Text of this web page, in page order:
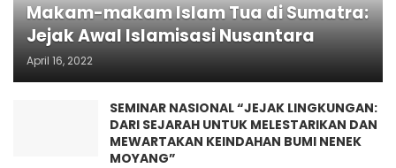
Makam-makam Islam Tua di Sumatra:
Jejak Awal Islamisasi Nusantara
April 16, 2022
SEMINAR NASIONAL “JEJAK LINGKUNGAN:
DARI SEJARAH UNTUK MELESTARIKAN DAN
MEWARTAKAN KEINDAHAN BUMI NENEK
MOYANG”